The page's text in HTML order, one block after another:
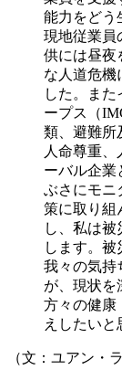
能力をどう
現地従業員
供には昼夜
な人道危機
した。ま
ープス（
類、避難所
人命尊重、
ーバル企業
ぶさにモニ
策に取り組
し、私は
します。被
我々の気持
が、現状を
方々の健康
えしたいと
（文：ユアン・